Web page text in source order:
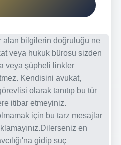
alan bilgilerin doğruluğu ne
veya hukuk bürosu sizden
veya şüpheli linkler
Kendisini avukat,
olarak tanıtıp bu tür
itibar etmeyiniz.
için bu tarz mesajlar
en
gidip suç